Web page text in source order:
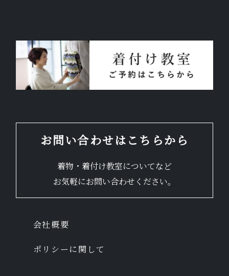
お問い合わせはこちらから
着物・着付け教室についてなど
お気軽にお問い合わせください。
ポリシーに関して
会社概要